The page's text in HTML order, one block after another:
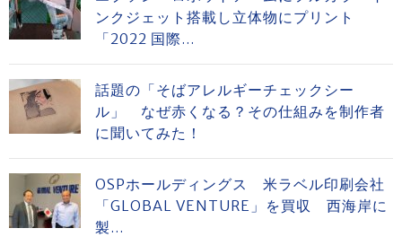
ンクジェット搭載し立体物にプリント
「2022 国際...
話題の「そばアレルギーチェックシー
ル」 なぜ赤くなる？その仕組みを制作者
に聞いてみた！
OSPホールディングス 米ラベル印刷会社
「GLOBAL VENTURE」を買収 西海岸に
製...